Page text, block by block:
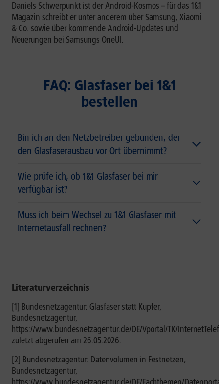
Daniels Schwerpunkt ist der Android-Kosmos – für das 1&1
Magazin schreibt er unter anderem über Samsung, Xiaomi
& Co. sowie über kommende Android-Updates und
Neuerungen bei Samsungs OneUI.
FAQ: Glasfaser bei 1&1
bestellen
Bin ich an den Netzbetreiber gebunden, der
den Glasfaserausbau vor Ort übernimmt?
Wie prüfe ich, ob 1&1 Glasfaser bei mir
verfügbar ist?
Muss ich beim Wechsel zu 1&1 Glasfaser mit
Internetausfall rechnen?
Literaturverzeichnis
[1] Bundesnetzagentur: Glasfaser statt Kupfer,
Bundesnetzagentur,
https://www.bundesnetzagentur.de/DE/Vportal/TK/
zuletzt abgerufen am 26.05.2026.
[2] Bundesnetzagentur: Datenvolumen in Festnetzen,
Bundesnetzagentur,